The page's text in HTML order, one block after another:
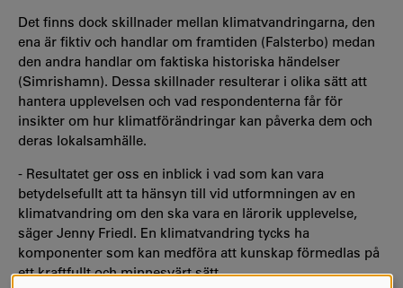
Det finns dock skillnader mellan klimatvandringarna, den
ena är fiktiv och handlar om framtiden (Falsterbo) medan
den andra handlar om faktiska historiska händelser
(Simrishamn). Dessa skillnader resulterar i olika sätt att
hantera upplevelsen och vad respondenterna får för
insikter om hur klimatförändringar kan påverka dem och
deras lokalsamhälle.
- Resultatet ger oss en inblick i vad som kan vara
betydelsefullt att ta hänsyn till vid utformningen av en
klimatvandring om den ska vara en lärorik upplevelse,
säger Jenny Friedl. En klimatvandring tycks ha
komponenter som kan medföra att kunskap förmedlas på
ett kraftfullt och minnesvärt sätt.